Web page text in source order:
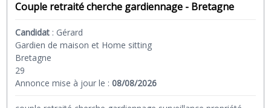
Couple retraité cherche gardiennage - Bretagne
Candidat : Gérard
Gardien de maison et Home sitting
Bretagne
29
Annonce mise à jour le :08/08/2026